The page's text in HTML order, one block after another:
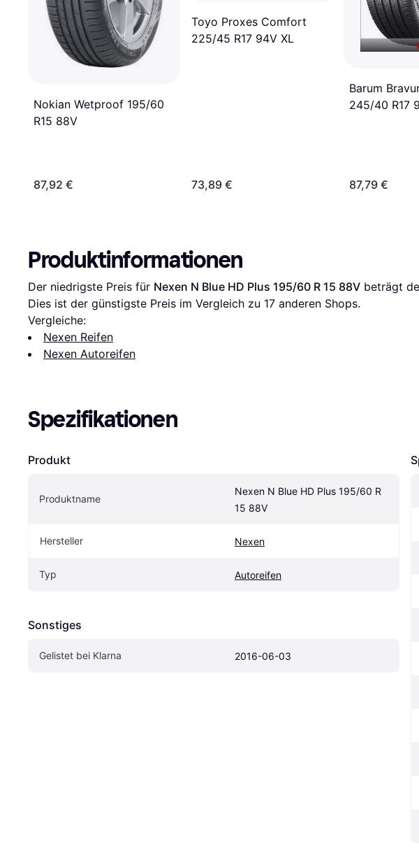
Nokian Wetproof 195/60
R15 88V
87,92 €
Toyo Proxes Comfort
225/45 R17 94V XL
73,89 €
Barum
245/40 R17
87,79 €
Produktinformationen
Der niedrigste Preis für Nexen N Blue HD Plus 195/60 R 15 88V beträgt
Dies ist der günstigste Preis im Vergleich zu 17 anderen Shops.
Vergleiche:
Nexen Reifen
Nexen Autoreifen
Spezifikationen
Produkt
Produktname
Nexen N Blue HD Plus 195/60 R
15 88V
Hersteller Nexen
Typ Autoreifen
Sonstiges
Gelistet bei Klarna 2016-06-03